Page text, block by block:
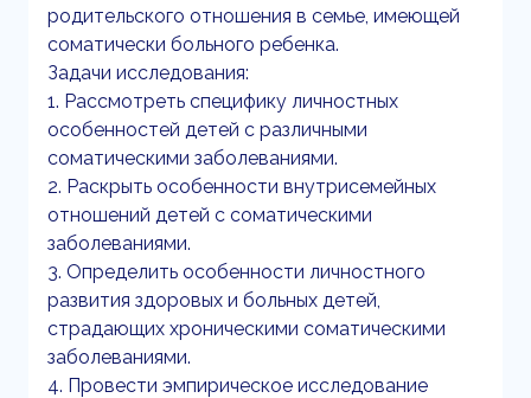
родительского отношения в семье, имеющей
соматически больного ребенка.
Задачи исследования:
1. Рассмотреть специфику личностных
особенностей детей с различными
соматическими заболеваниями.
2. Раскрыть особенности внутрисемейных
отношений детей с соматическими
заболеваниями.
3. Определить особенности личностного
развития здоровых и больных детей,
страдающих хроническими соматическими
заболеваниями.
4. Провести эмпирическое исследование